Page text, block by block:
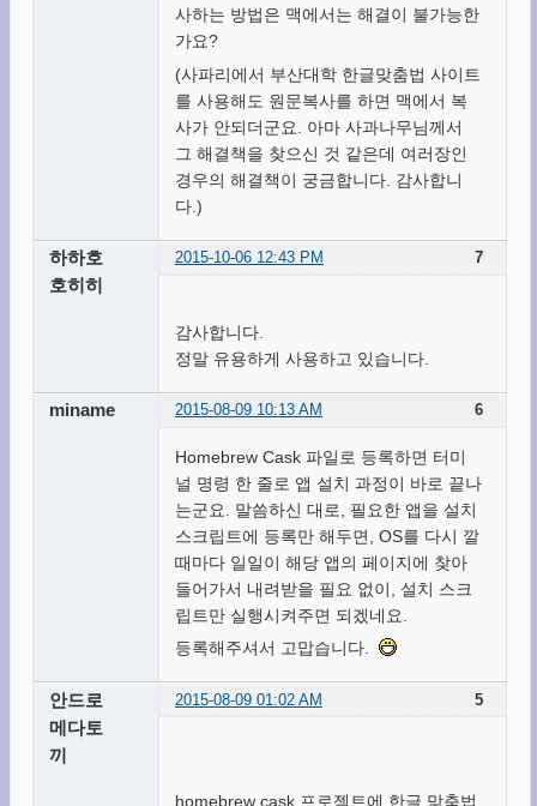
사하는 방법은 맥에서는 해결이 불가능한
가요?
(사파리에서 부산대학 한글맞춤법 사이트
를 사용해도 원문복사를 하면 맥에서 복
사가 안되더군요. 아마 사과나무님께서
그 해결책을 찾으신 것 같은데 여러장인
경우의 해결책이 궁금합니다. 감사합니
다.)
7
하하호
호히히
2015-10-06 12:43 PM
감사합니다.
정말 유용하게 사용하고 있습니다.
6
miname 2015-08-09 10:13 AM
Homebrew Cask 파일로 등록하면 터미
널 명령 한 줄로 앱 설치 과정이 바로 끝나
는군요. 말씀하신 대로, 필요한 앱을 설치
스크립트에 등록만 해두면, OS를 다시 깔
때마다 일일이 해당 앱의 페이지에 찾아
들어가서 내려받을 필요 없이, 설치 스크
립트만 실행시켜주면 되겠네요.
등록해주셔서 고맙습니다.
5
안드로
메다토
끼
2015-08-09 01:02 AM
homebrew cask 프로젝트에 한글 맞춤법